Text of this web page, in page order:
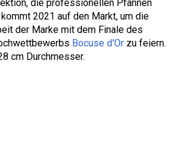
die professionellen Pfannen
2021 auf den Markt, um die
der Marke mit dem Finale des
Bocuse d'Or zu feiern.
cm Durchmesser.